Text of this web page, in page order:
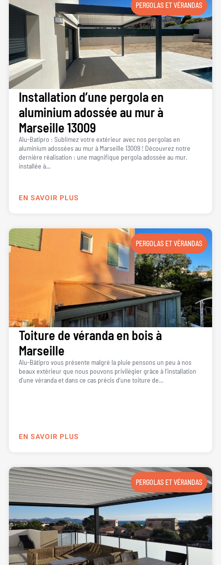
PERGOLAS ET VÉRANDAS
Installation d’une pergola en
aluminium adossée au mur à
Marseille 13009
Alu-Batipro : Sublimez votre extérieur avec nos pergolas en
aluminium adossées au mur à Marseille 13009 ! Découvrez notre
dernière réalisation : une magnifique pergola adossée au mur,
installée à...
EN SAVOIR PLUS
PERGOLAS ET VÉRANDAS
Toiture de véranda en bois à
Marseille
Alu-Bâtipro vous présente malgré la pluie pensons un peu à nos
beaux extérieur que nous pouvons privilégier grâce à l’installation
d’une véranda et dans ce cas précis d’une toiture de...
EN SAVOIR PLUS
PERGOLAS ET VÉRANDAS